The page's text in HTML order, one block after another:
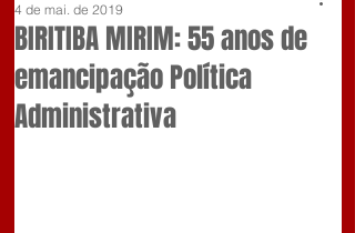
BIRITIBA MIRIM: 55 anos de
emancipação Política
Administrativa
4 de mai. de 2019